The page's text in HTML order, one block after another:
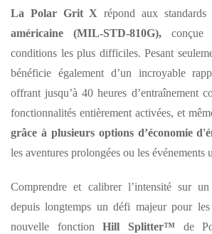
La Polar Grit X répond aux
américaine (MIL-STD-810G), conçue
conditions les plus difficiles. Pesant
bénéficie également d’un incroyable
offrant jusqu’à 40 heures d’entraînement
fonctionnalités entièrement activées, et
grâce à plusieurs options d’économie
les aventures prolongées ou les événements
Comprendre et calibrer l’intensité sur
depuis longtemps un défi majeur pour
nouvelle fonctionHill Splitter™de